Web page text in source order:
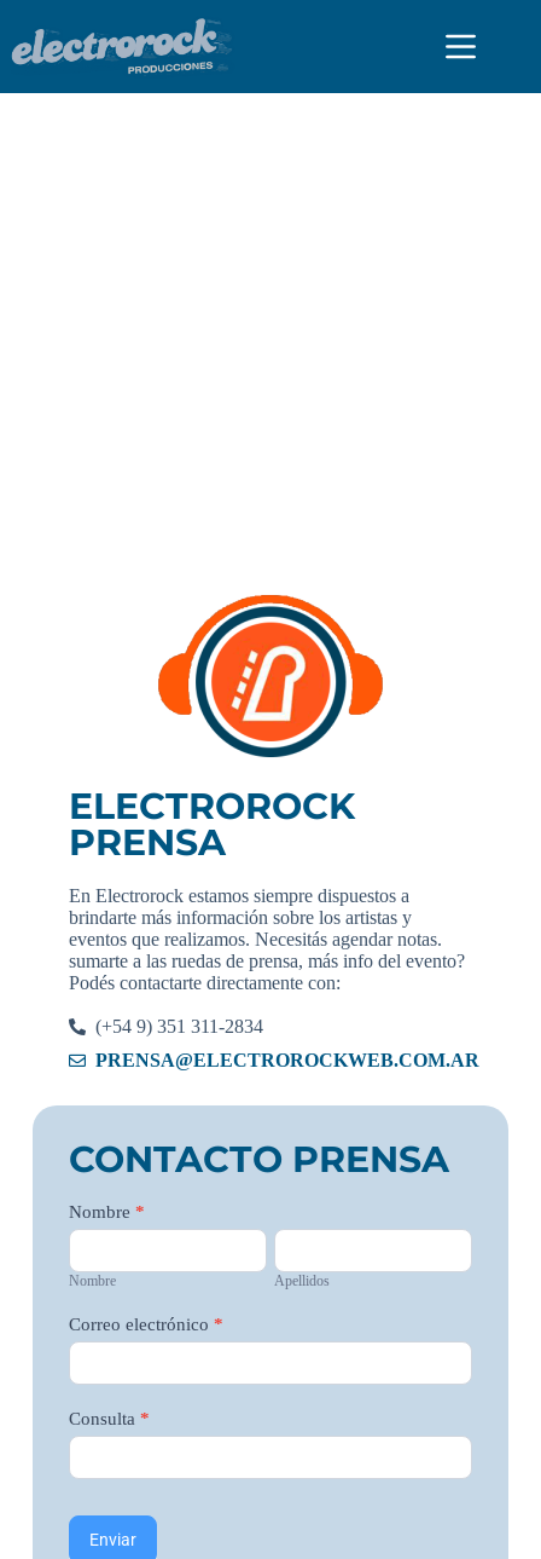
ELECTROROCK
PRENSA
En Electrorock estamos siempre dispuestos a
brindarte más información sobre los artistas y
eventos que realizamos. Necesitás agendar notas.
sumarte a las ruedas de prensa, más info del evento?
Podés contactarte directamente con:
(+54 9) 351 311-2834
PRENSA@ELECTROROCKWEB.COM.AR
CONTACTO PRENSA
Contacto
Prensa
Nombre *
Nombre
Nombre
Apellidos
Apellidos
Correo electrónico *
Consulta *
Enviar